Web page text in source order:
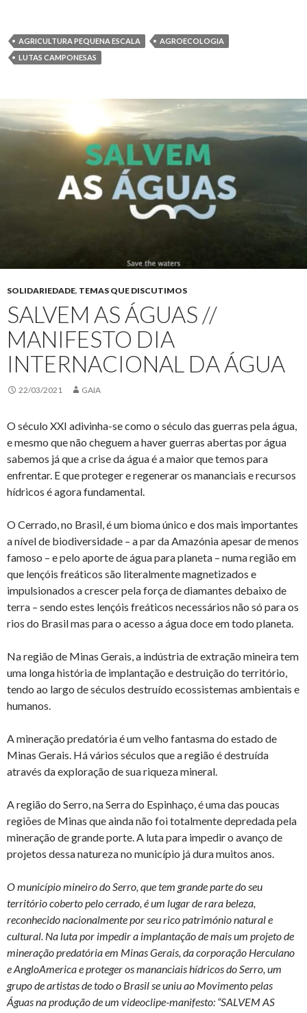
AGRICULTURA PEQUENA ESCALA
AGROECOLOGIA
LUTAS CAMPONESAS
SOLIDARIEDADE, TEMAS QUE DISCUTIMOS
SALVEM AS ÁGUAS //
MANIFESTO DIA
INTERNACIONAL DA ÁGUA
22/03/2021 GAIA
O século XXI adivinha-se como o século das guerras pela água,
e mesmo que não cheguem a haver guerras abertas por água
sabemos já que a crise da água é a maior que temos para
enfrentar. E que proteger e regenerar os mananciais e recursos
hídricos é agora fundamental.
O Cerrado, no Brasil, é um bioma único e dos mais importantes
a nível de biodiversidade – a par da Amazónia apesar de menos
famoso – e pelo aporte de água para planeta – numa região em
que lençóis freáticos são literalmente magnetizados e
impulsionados a crescer pela força de diamantes debaixo de
terra – sendo estes lençóis freáticos necessários não só para os
rios do Brasil mas para o acesso a água doce em todo planeta.
Na região de Minas Gerais, a indústria de extração mineira tem
uma longa história de implantação e destruição do território,
tendo ao largo de séculos destruído ecossistemas ambientais e
humanos.
A mineração predatória é um velho fantasma do estado de
Minas Gerais. Há vários séculos que a região é destruída
através da exploração de sua riqueza mineral.
A região do Serro, na Serra do Espinhaço, é uma das poucas
regiões de Minas que ainda não foi totalmente depredada pela
mineração de grande porte. A luta para impedir o avanço de
projetos dessa natureza no município já dura muitos anos.
O município mineiro do Serro, que tem grande parte do seu
território coberto pelo cerrado, é um lugar de rara beleza,
reconhecido nacionalmente por seu rico património natural e
cultural. Na luta por impedir a implantação de mais um projeto de
mineração predatória em Minas Gerais, da corporação Herculano
e AngloAmerica e proteger os mananciais hídricos do Serro, um
grupo de artistas de todo o Brasil se uniu ao Movimento pelas
Águas na produção de um videoclipe-manifesto: “SALVEM AS